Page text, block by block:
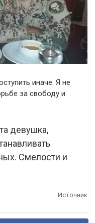
иначе. Я не
за свободу и
девушка,
Смелости и
Источник